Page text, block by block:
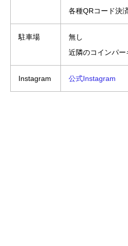
各種QRコード決
駐車場
無し
近隣のコインパ
Instagram 公式Instagram